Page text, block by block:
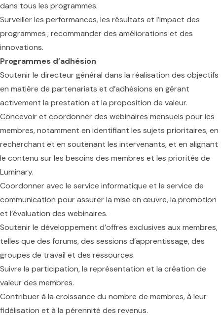
dans tous les programmes.
Surveiller les performances, les résultats et l’impact des
programmes ; recommander des améliorations et des
innovations.
Programmes d’adhésion
Soutenir le directeur général dans la réalisation des objectifs
en matière de partenariats et d’adhésions en gérant
activement la prestation et la proposition de valeur.
Concevoir et coordonner des webinaires mensuels pour les
membres, notamment en identifiant les sujets prioritaires, en
recherchant et en soutenant les intervenants, et en alignant
le contenu sur les besoins des membres et les priorités de
Luminary.
Coordonner avec le service informatique et le service de
communication pour assurer la mise en œuvre, la promotion
et l’évaluation des webinaires.
Soutenir le développement d’offres exclusives aux membres,
telles que des forums, des sessions d’apprentissage, des
groupes de travail et des ressources.
Suivre la participation, la représentation et la création de
valeur des membres.
Contribuer à la croissance du nombre de membres, à leur
fidélisation et à la pérennité des revenus.